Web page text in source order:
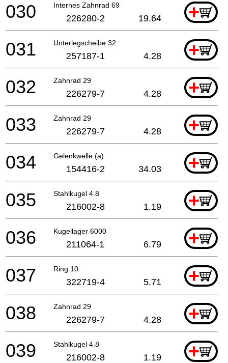
Internes Zahnrad 69 +
030 226280-2 19.64
Unterlegscheibe 32 +
031 257187-1 4.28
Zahnrad 29 +
032 226279-7 4.28
Zahnrad 29 +
033 226279-7 4.28
Gelenkwelle (a) +
034 154416-2 34.03
Stahlkugel 4.8 +
035 216002-8 1.19
Kugellager 6000 +
036 211064-1 6.79
Ring 10 +
037 322719-4 5.71
Zahnrad 29 +
038 226279-7 4.28
Stahlkugel 4.8 +
039 216002-8 1.19